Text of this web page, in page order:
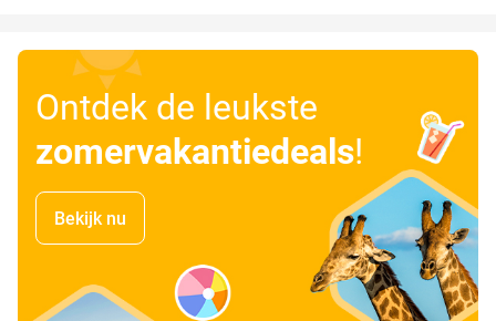
Ontdek de leukste
zomervakantiedeals!
Bekijk nu